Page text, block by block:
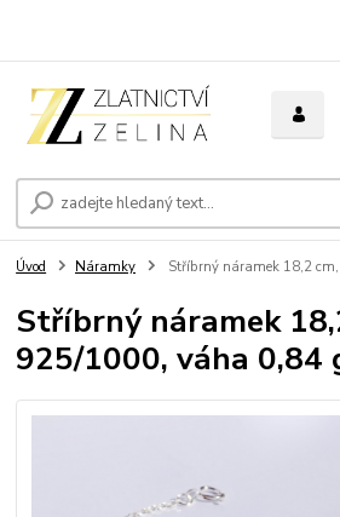
Úvod Náramky Stříbrný náramek 18,2
Stříbrný náramek
925/1000, váha 0,84